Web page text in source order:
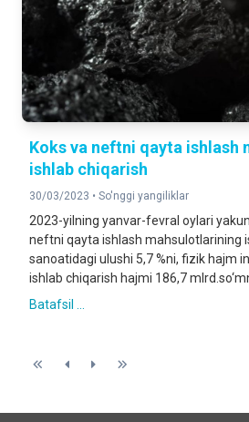
Koks va neftni qayta ishlash
ishlab chiqarish
30/03/2023 • So'nggi yangiliklar
2023-yilning yanvar-fevral oylari
neftni qayta ishlash mahsulotlarining
sanoatidagi ulushi 5,7 %ni, fizik hajm
ishlab chiqarish hajmi 186,7
Batafsil ...